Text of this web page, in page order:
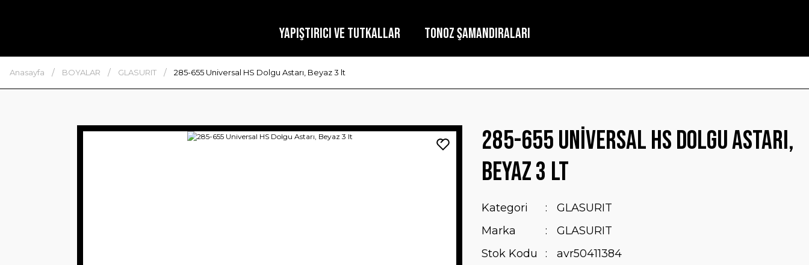
YAPIŞTIRICI ve TUTKALLAR TONOZ ŞAMANDIRALARI
Anasayfa BOYALAR GLASURIT 285-655 Universal HS Dolgu Astarı, Beyaz 3 lt
285-655 Universal HS Dolgu Astarı,
Beyaz 3 lt
Kategori
GLASURIT
Marka
GLASURIT
Stok Kodu
avr50411384